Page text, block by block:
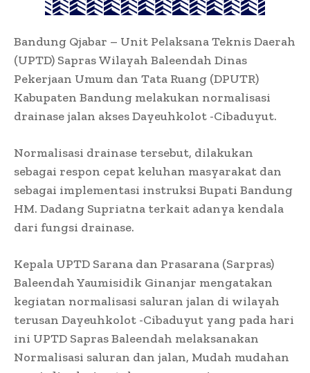
Bandung Qjabar – Unit Pelaksana Teknis Daerah
(UPTD) Sapras Wilayah Baleendah Dinas
Pekerjaan Umum dan Tata Ruang (DPUTR)
Kabupaten Bandung melakukan normalisasi
drainase jalan akses Dayeuhkolot -Cibaduyut.
Normalisasi drainase tersebut, dilakukan
sebagai respon cepat keluhan masyarakat dan
sebagai implementasi instruksi Bupati Bandung
HM. Dadang Supriatna terkait adanya kendala
dari fungsi drainase.
Kepala UPTD Sarana dan Prasarana (Sarpras)
Baleendah Yaumisidik Ginanjar mengatakan
kegiatan normalisasi saluran jalan di wilayah
terusan Dayeuhkolot -Cibaduyut yang pada hari
ini UPTD Sapras Baleendah melaksanakan
Normalisasi saluran dan jalan, Mudah mudahan